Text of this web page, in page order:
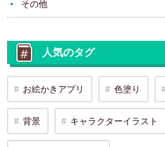
その他
人気のタグ
お絵かきアプリ 色塗り
背景 キャラクターイラスト